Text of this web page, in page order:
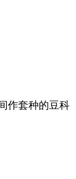
作套种的豆科